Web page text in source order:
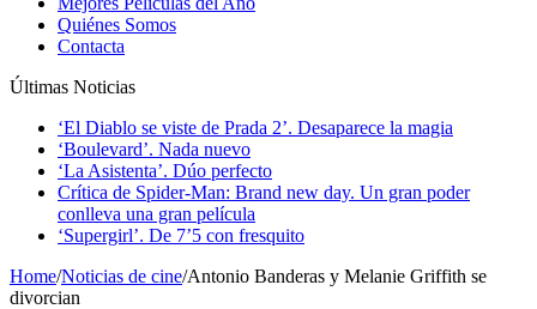
Quiénes Somos
Contacta
Últimas Noticias
‘El Diablo se viste de Prada 2’. Desaparece la magia
‘Boulevard’. Nada nuevo
‘La Asistenta’. Dúo perfecto
Crítica de Spider-Man: Brand new day. Un gran poder
conlleva una gran película
‘Supergirl’. De 7’5 con fresquito
Home/Noticias de cine/Antonio Banderas y Melanie Griffith se
divorcian